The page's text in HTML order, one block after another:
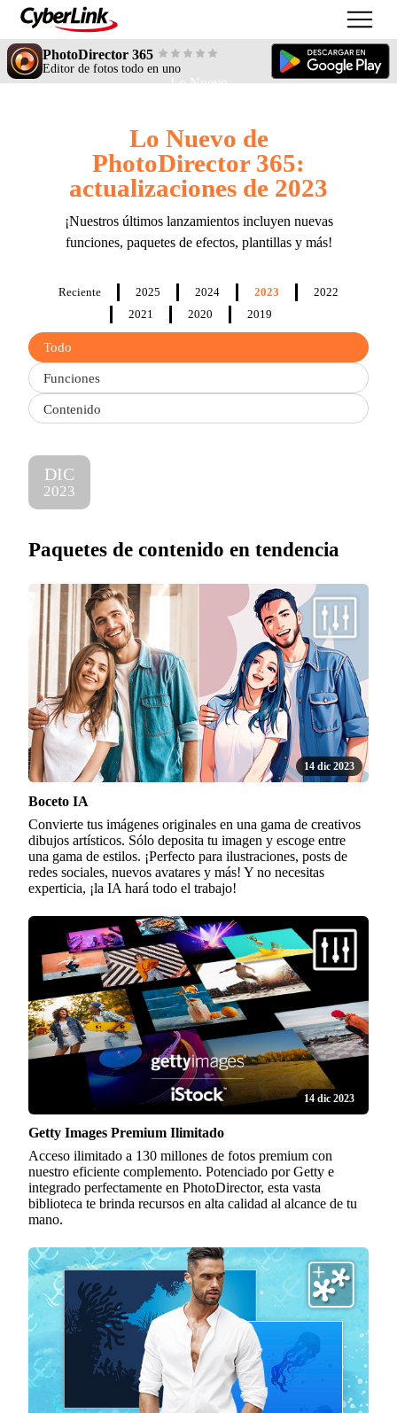
PhotoDirector 365
Editor de fotos todo en uno
Lo Nuevo
Lo Nuevo de
PhotoDirector 365:
actualizaciones de 2023
¡Nuestros últimos lanzamientos incluyen nuevas
funciones, paquetes de efectos, plantillas y más!
Reciente 2025 2024 2023
2022
2021
2020 2019
Filter
updates
by
type
Todo
Funciones
Contenido
DIC
2023
Paquetes de contenido en tendencia
14 dic 2023
Boceto IA
Convierte tus imágenes originales en una gama de creativos
dibujos artísticos. Sólo deposita tu imagen y escoge entre
una gama de estilos. ¡Perfecto para ilustraciones, posts de
redes sociales, nuevos avatares y más! Y no necesitas
experticia, ¡la IA hará todo el trabajo!
14 dic 2023
Getty Images Premium Ilimitado
Acceso ilimitado a 130 millones de fotos premium con
nuestro eficiente complemento. Potenciado por Getty e
integrado perfectamente en PhotoDirector, esta vasta
biblioteca te brinda recursos en alta calidad al alcance de tu
mano.